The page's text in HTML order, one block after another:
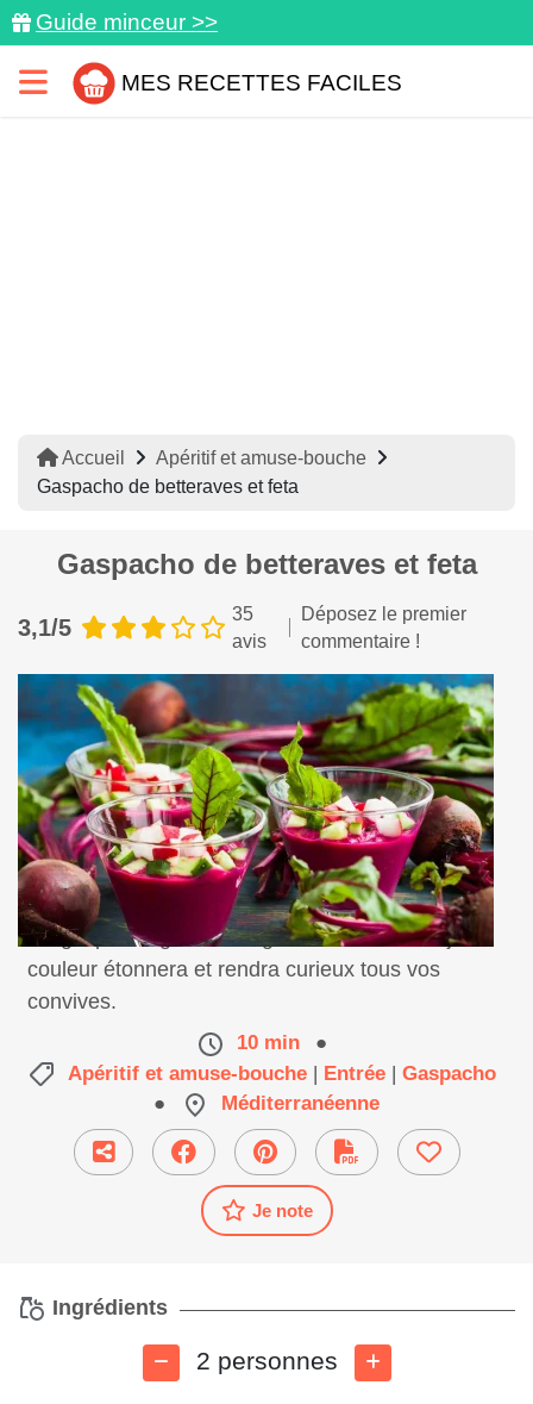
Guide minceur >>
MES RECETTES FACILES
Accueil
Apéritif et amuse-bouche
Gaspacho de betteraves et feta
Gaspacho de betteraves et feta
3,1/5
35
avis
Déposez le premier
commentaire !
Un gaspacho gourmand grâce à sa feta. Sa jolie
couleur étonnera et rendra curieux tous vos
convives.
10 min
●
Apéritif et amuse-bouche | Entrée | Gaspacho
●
Méditerranéenne
Je note
Ingrédients
2 personnes